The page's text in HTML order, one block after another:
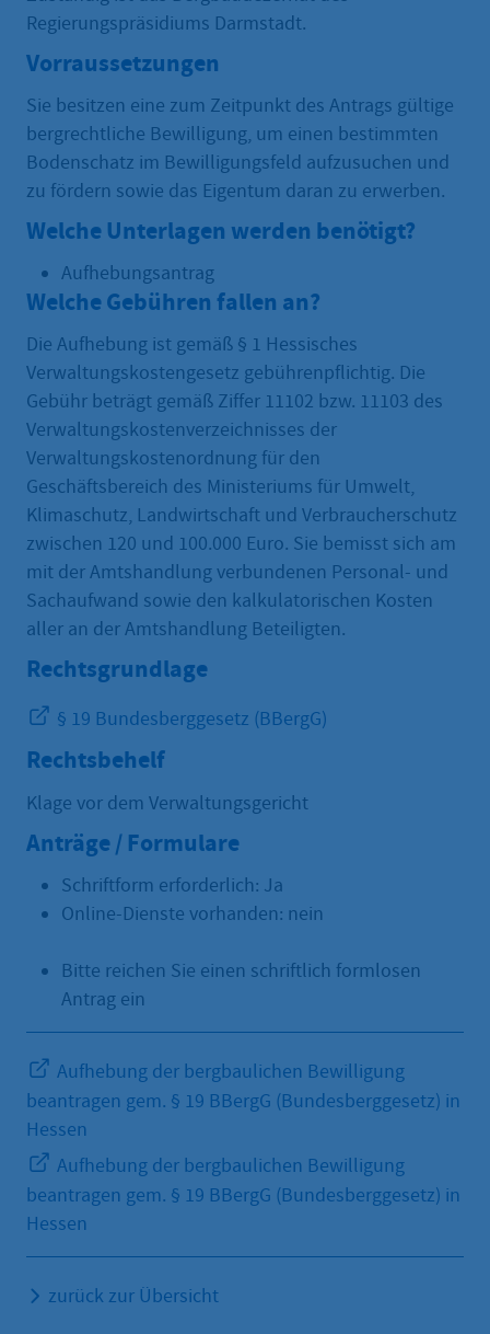
Regierungspräsidiums Darmstadt.
Vorraussetzungen
Sie besitzen eine zum Zeitpunkt des Antrags gültige
bergrechtliche Bewilligung, um einen bestimmten
Bodenschatz im Bewilligungsfeld aufzusuchen und
zu fördern sowie das Eigentum daran zu erwerben.
Welche Unterlagen werden benötigt?
Aufhebungsantrag
Welche Gebühren fallen an?
Die Aufhebung ist gemäß § 1 Hessisches
Verwaltungskostengesetz gebührenpflichtig. Die
Gebühr beträgt gemäß Ziffer 11102 bzw. 11103 des
Verwaltungskostenverzeichnisses der
Verwaltungskostenordnung für den
Geschäftsbereich des Ministeriums für Umwelt,
Klimaschutz, Landwirtschaft und Verbraucherschutz
zwischen 120 und 100.000 Euro. Sie bemisst sich am
mit der Amtshandlung verbundenen Personal- und
Sachaufwand sowie den kalkulatorischen Kosten
aller an der Amtshandlung Beteiligten.
Rechtsgrundlage
§ 19 Bundesberggesetz (BBergG)
Rechtsbehelf
Klage vor dem Verwaltungsgericht
Anträge / Formulare
Schriftform erforderlich: Ja
Online-Dienste vorhanden: nein
Bitte reichen Sie einen schriftlich formlosen
Antrag ein
Aufhebung der bergbaulichen Bewilligung
beantragen gem. § 19 BBergG (Bundesberggesetz) in
Hessen
Aufhebung der bergbaulichen Bewilligung
beantragen gem. § 19 BBergG (Bundesberggesetz) in
Hessen
zurück zur Übersicht